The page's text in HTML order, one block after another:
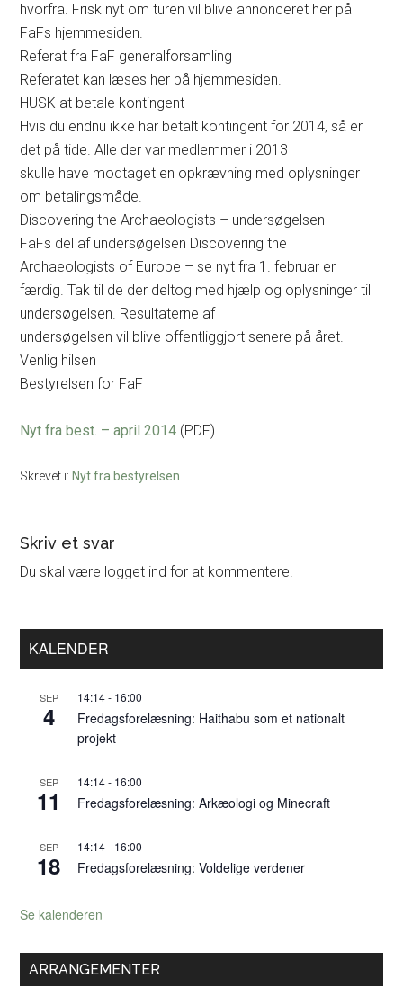
hvorfra. Frisk nyt om turen vil blive annonceret her på
FaFs hjemmesiden.
Referat fra FaF generalforsamling
Referatet kan læses her på hjemmesiden.
HUSK at betale kontingent
Hvis du endnu ikke har betalt kontingent for 2014, så er
det på tide. Alle der var medlemmer i 2013
skulle have modtaget en opkrævning med oplysninger
om betalingsmåde.
Discovering the Archaeologists – undersøgelsen
FaFs del af undersøgelsen Discovering the
Archaeologists of Europe – se nyt fra 1. februar er
færdig. Tak til de der deltog med hjælp og oplysninger til
undersøgelsen. Resultaterne af
undersøgelsen vil blive offentliggjort senere på året.
Venlig hilsen
Bestyrelsen for FaF
Nyt fra best. – april 2014 (PDF)
Skrevet i: Nyt fra bestyrelsen
Læserinteraktioner
Skriv et svar
Du skal være logget ind for at kommentere.
Primær
Sidebar
KALENDER
SEP
4
14:14- 16:00
Fredagsforelæsning: Haithabu som et nationalt
projekt
SEP
11
14:14- 16:00
Fredagsforelæsning: Arkæologi og Minecraft
SEP
18
14:14- 16:00
Fredagsforelæsning: Voldelige verdener
Se kalenderen
ARRANGEMENTER